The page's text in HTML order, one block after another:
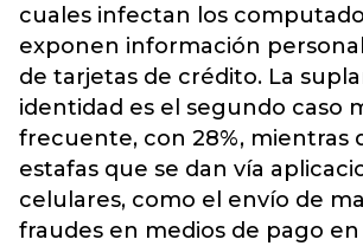
cuales infectan los
exponen información
de tarjetas de crédito. La
identidad es el segundo caso
frecuente, con 28%, mientras
estafas que se dan vía
celulares, como el envío de
fraudes en medios de pago